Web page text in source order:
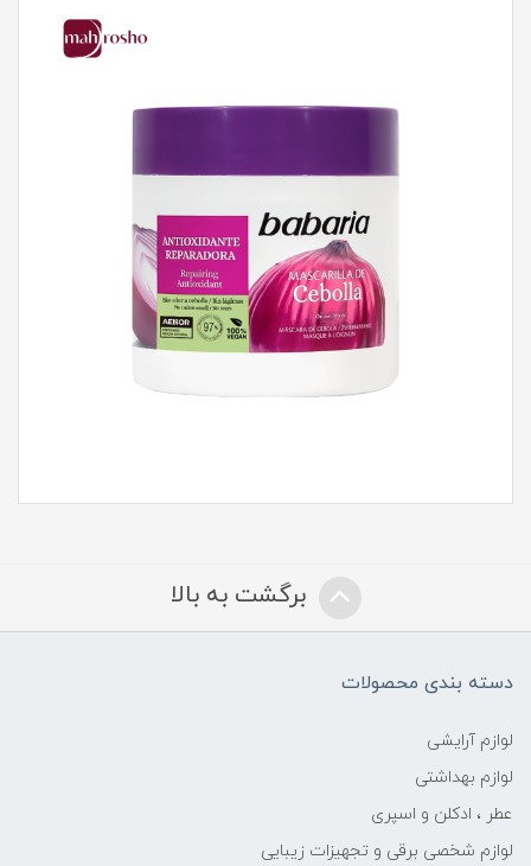
برگشت به بالا
دسته بندی محصولات
لوازم آرایشی
لوازم بهداشتی
عطر ، ادکلن و اسپری
لوازم شخصی برقی و تجهیزات زیبایی